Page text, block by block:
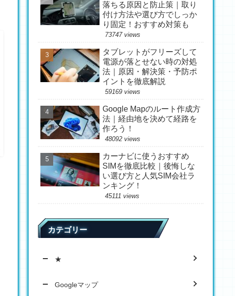
落ちる原因と防止策｜取り
付け方法や選び方でしっか
り固定！おすすめ対策も
73747 views
タブレットがフリーズして
電源が落とせない時の対処
法｜原因・解決策・予防ポ
イントを徹底解説
59169 views
Google Mapのルート作成方
法｜経由地を決めて経路を
作ろう！
48092 views
カーナビに使うおすすめ
SIMを徹底比較｜後悔しな
い選び方と人気SIM会社ラ
ンキング！
45111 views
カテゴリー
★
Googleマップ